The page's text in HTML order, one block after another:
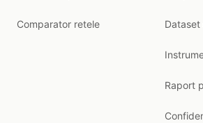
Comparator retele
Raport